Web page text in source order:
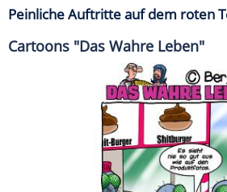
Peinliche Auftritte auf dem roten
Cartoons "Das Wahre Leben"